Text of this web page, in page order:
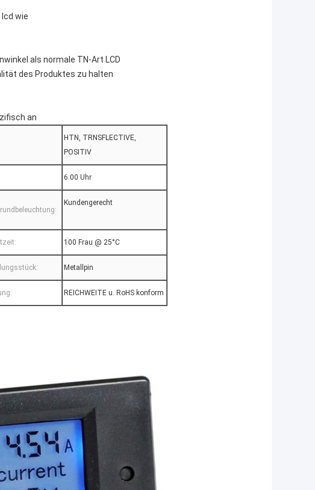
wie
als normale TN-Art LCD
des Produktes zu halten
an
HTN, TRNSFLECTIVE,
POSITIV
6:00 Uhr
Kundengerecht
100 Frau @ 25°C
Metallpin
REICHWEITE u. RoHS konform